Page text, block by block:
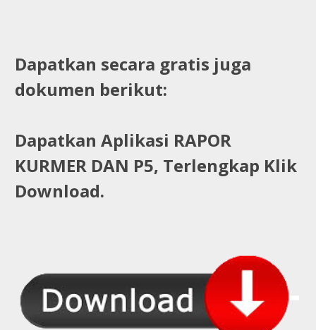
Dapatkan secara gratis juga
dokumen berikut:
Dapatkan Aplikasi RAPOR
KURMER DAN P5, Terlengkap Klik
Download.